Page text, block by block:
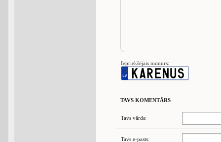
Iepriekšējais numurs:
TAVS KOMENTĀRS
Tavs vārds:
Tavs e-pasts: